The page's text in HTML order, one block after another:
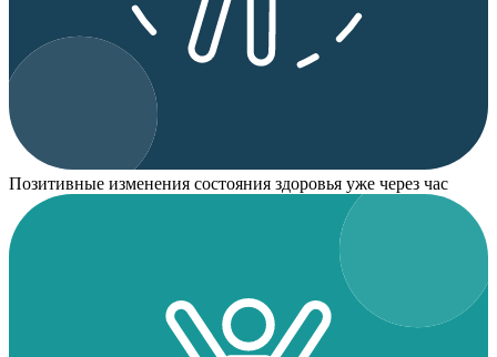
Позитивные изменения состояния здоровья уже через час